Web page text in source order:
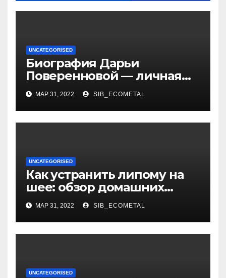
UNCATEGORISED
Биография Дарьи
Поверенновой — личная
жизнь, карьера и
достижения знаменитой
российской актрисы
МАР 31, 2022 SIB_ECOMETAL
UNCATEGORISED
Как устранить липому на
шее: обзор домашних
методов лечения
МАР 31, 2022 SIB_ECOMETAL
UNCATEGORISED